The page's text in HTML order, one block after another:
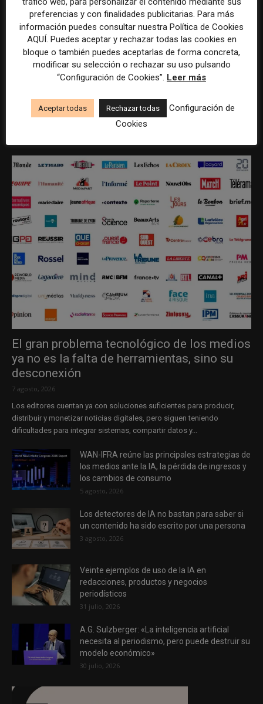
REDACCIÓN
El gran problema tecnológico de los medios
ya no es la falta de herramientas, sino su
desconexión
7 agosto, 2026
Los editores cuentan ya con soluciones suficientes para producir,
distribuir y monetizar noticias digitales, pero siguen teniendo
dificultades para integrar sistemas, compartir datos y...
WAN-IFRA reúne las principales estrategias de
los medios ante la IA, la pérdida de ingresos y
los cambios de consumo
5 agosto, 2026
Los detectores de IA no bastan para saber si
un contenido ha sido escrito por una persona
3 agosto, 2026
Veinte ejemplos de uso de la IA en
redacciones, productos y negocios
periodísticos
31 julio, 2026
A.G. Sulzberger: «La inteligencia artificial
necesita al periodismo, pero puede destruir su
modelo económico»
30 julio, 2026
preferencias y con finalidades publicitarias. Para más
información puedes consultar nuestra Política de Cookies
AQUÍ. Puedes aceptar y rechazar todas las cookies en
bloque o también puedes aceptarlas de forma concreta,
modificar su selección o rechazar su uso pulsando
“Configuración de Cookies”. Leer más
Aceptar todas Rechazar todas
Configuración de
Cookies